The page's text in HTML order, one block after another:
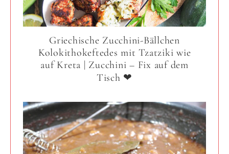
Griechische Zucchini-Bällchen
Kolokithokeftedes mit Tzatziki wie
auf Kreta | Zucchini – Fix auf dem
Tisch ❤